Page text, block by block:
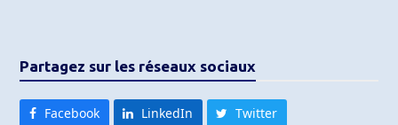
Partagez sur les réseaux sociaux
Facebook LinkedIn
Twitter